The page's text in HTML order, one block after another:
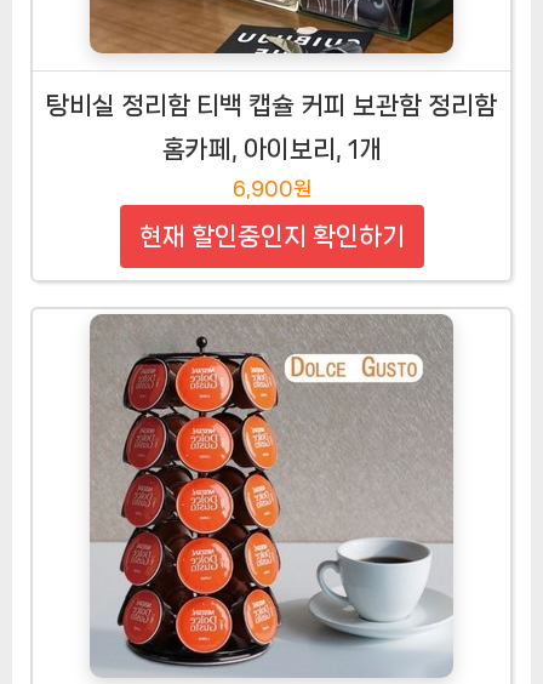
탕비실 정리함 티백 캡슐 커피 보관함 정리함
홈카페, 아이보리, 1개
6,900원
현재 할인중인지 확인하기